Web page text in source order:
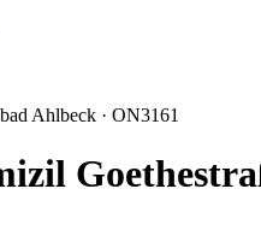
Ahlbeck · ON3161